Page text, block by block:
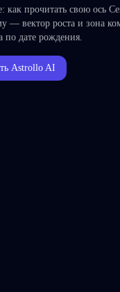
как прочитать свою ось
— вектор роста и зона
по дате рождения.
Astrollo AI